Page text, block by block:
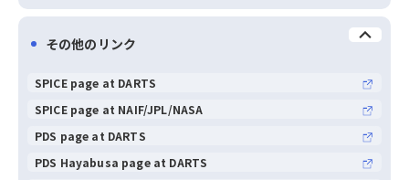
その他のリンク
SPICE page at DARTS
SPICE page at NAIF/JPL/NASA
PDS page at DARTS
PDS Hayabusa page at DARTS